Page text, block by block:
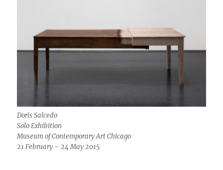
Doris Salcedo
Solo Exhibition
Museum of Contemporary Art Chicago
21 February – 24 May 2015